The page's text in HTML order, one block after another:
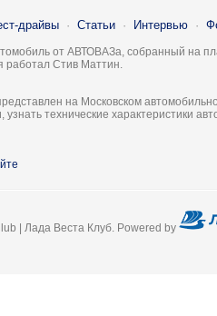
драйвы · Статьи · Интервью ·
от АВТОВАЗа, собранный на
работал Стив Маттин.
на Московском
узнать технические
| Лада Веста Клуб. Powered by